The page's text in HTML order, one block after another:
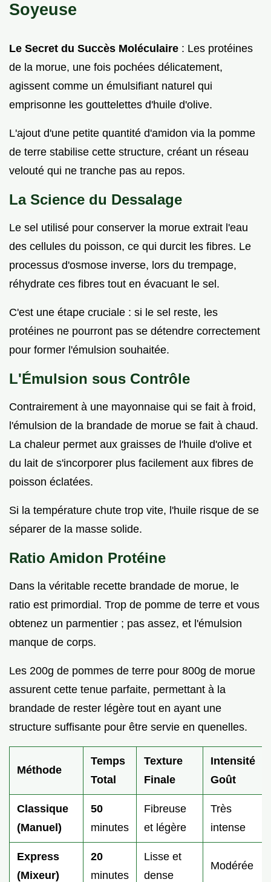
Soyeuse
Le Secret du Succès Moléculaire : Les protéines
de la morue, une fois pochées délicatement,
agissent comme un émulsifiant naturel qui
emprisonne les gouttelettes d'huile d'olive.
L'ajout d'une petite quantité d'amidon via la pomme
de terre stabilise cette structure, créant un réseau
velouté qui ne tranche pas au repos.
La Science du Dessalage
Le sel utilisé pour conserver la morue extrait l'eau
des cellules du poisson, ce qui durcit les fibres. Le
processus d'osmose inverse, lors du trempage,
réhydrate ces fibres tout en évacuant le sel.
C'est une étape cruciale : si le sel reste, les
protéines ne pourront pas se détendre correctement
pour former l'émulsion souhaitée.
L'Émulsion sous Contrôle
Contrairement à une mayonnaise qui se fait à froid,
l'émulsion de la brandade de morue se fait à chaud.
La chaleur permet aux graisses de l'huile d'olive et
du lait de s'incorporer plus facilement aux fibres de
poisson éclatées.
Si la température chute trop vite, l'huile risque de se
séparer de la masse solide.
Ratio Amidon Protéine
Dans la véritable recette brandade de morue, le
ratio est primordial. Trop de pomme de terre et vous
obtenez un parmentier ; pas assez, et l'émulsion
manque de corps.
Les 200g de pommes de terre pour 800g de morue
assurent cette tenue parfaite, permettant à la
brandade de rester légère tout en ayant une
structure suffisante pour être servie en quenelles.
Méthode
Temps
Total
Texture
Finale
Intensité
Goût
Classique
(Manuel)
50
minutes
Fibreuse
et légère
Très
intense
Express
(Mixeur)
20
minutes
Lisse et
dense
Modérée